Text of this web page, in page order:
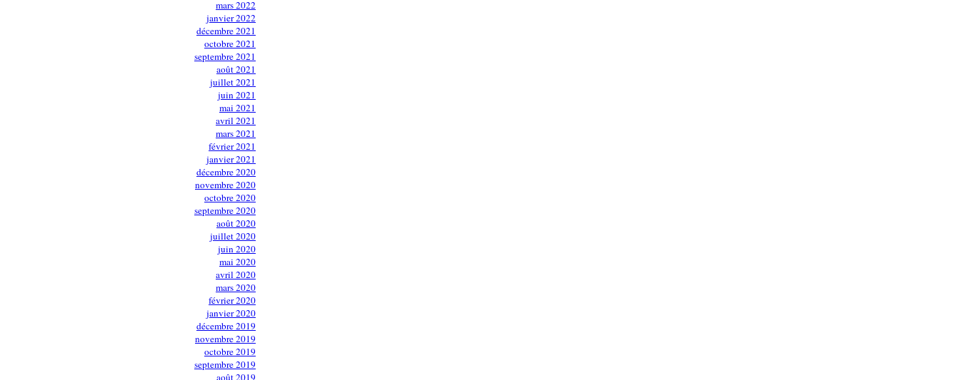
mars 2022
janvier 2022
décembre 2021
octobre 2021
septembre 2021
août 2021
juillet 2021
juin 2021
mai 2021
avril 2021
mars 2021
février 2021
janvier 2021
décembre 2020
novembre 2020
octobre 2020
septembre 2020
août 2020
juillet 2020
juin 2020
mai 2020
avril 2020
mars 2020
février 2020
janvier 2020
décembre 2019
novembre 2019
octobre 2019
septembre 2019
août 2019